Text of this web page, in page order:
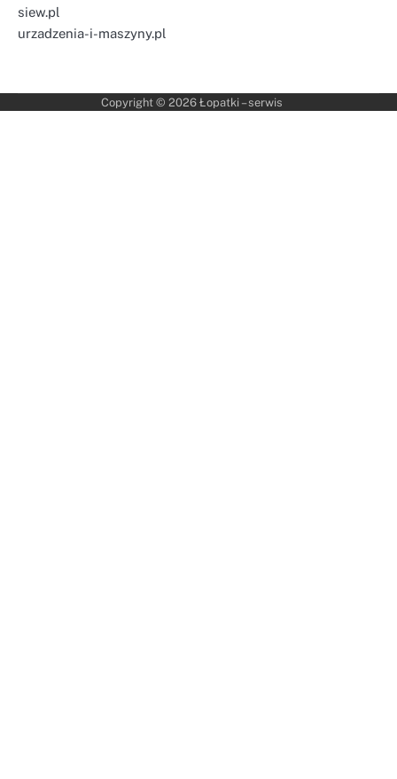
siew.pl
urzadzenia-i-maszyny.pl
Copyright © 2026 Łopatki – serwis